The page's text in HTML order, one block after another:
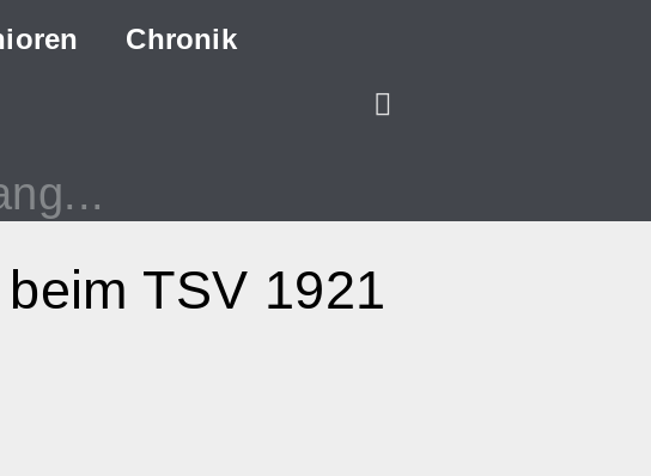
Chronik
TSV 1921